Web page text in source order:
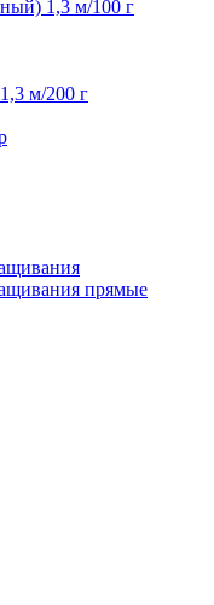
1,3 м/100 г
м/200 г
прямые